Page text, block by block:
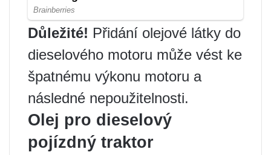
Důležité! Přidání olejové látky do
dieselového motoru může vést ke
špatnému výkonu motoru a
následné nepoužitelnosti.
Olej pro dieselový
pojízdný traktor